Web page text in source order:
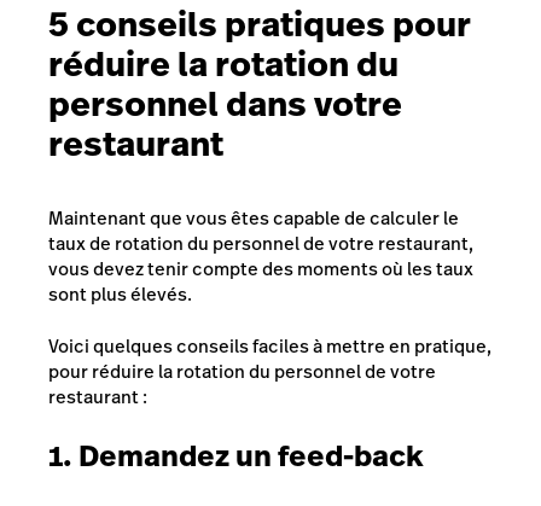
5 conseils pratiques pour
réduire la rotation du
personnel dans votre
restaurant
Maintenant que vous êtes capable de calculer le
taux de rotation du personnel de votre restaurant,
vous devez tenir compte des moments où les taux
sont plus élevés.
Voici quelques conseils faciles à mettre en pratique,
pour réduire la rotation du personnel de votre
restaurant :
1. Demandez un feed-back